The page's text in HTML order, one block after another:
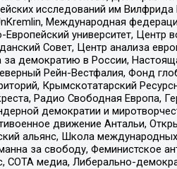
исследований им
Международная
Европейский университет,
Совет, Центр анализа
демократию в России,
Рейн-Вестфалия, Фонд
Крымскотатарский
Радио Свободная Европа,
демократии и
движение Антальи,
альянс, Школа
за свободу, Феминистское
СОТА медиа, Либерально-